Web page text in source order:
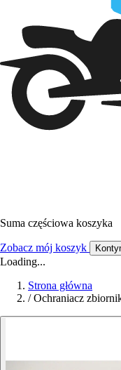
Suma częściowa koszyka
Zobacz mój koszyk
Loading...
Strona główna
/ Ochraniacz